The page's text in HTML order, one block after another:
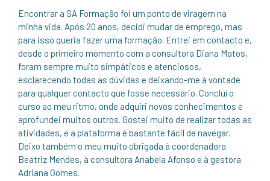
Encontrar a SA Formação foi um ponto de viragem na
minha vida. Após 20 anos, decidi mudar de emprego, mas
para isso queria fazer uma formação. Entrei em contacto e,
desde o primeiro momento com a consultora Diana Matos,
foram sempre muito simpáticos e atenciosos,
esclarecendo todas as dúvidas e deixando-me à vontade
para qualquer contacto que fosse necessário. Concluí o
curso ao meu ritmo, onde adquiri novos conhecimentos e
aprofundei muitos outros. Gostei muito de realizar todas as
atividades, e a plataforma é bastante fácil de navegar.
Deixo também o meu muito obrigada à coordenadora
Beatriz Mendes, à consultora Anabela Afonso e à gestora
Adriana Gomes.